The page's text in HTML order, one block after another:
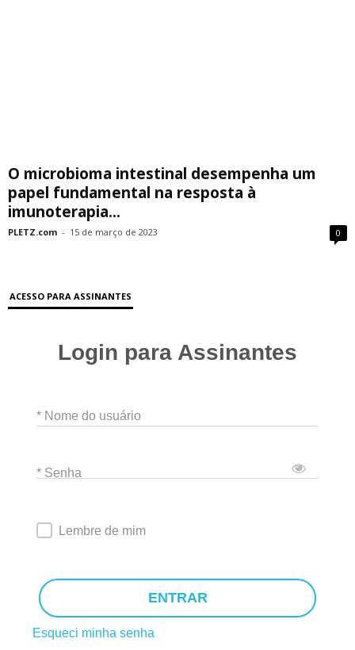
O microbioma intestinal desempenha um
papel fundamental na resposta à
imunoterapia...
PLETZ.com - 15 de março de 2023 0
ACESSO PARA ASSINANTES
Login para Assinantes
* Nome do usuário
* Senha
Lembre de mim
ENTRAR
Esqueci minha senha